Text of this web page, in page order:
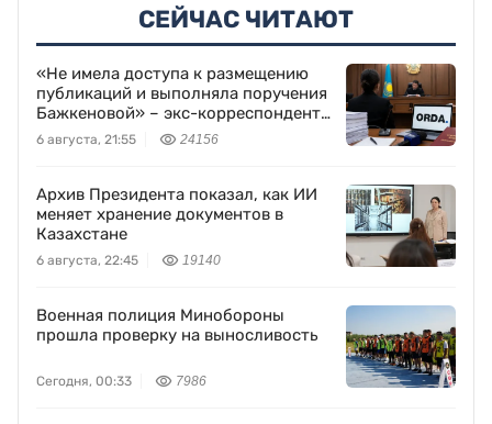
СЕЙЧАС ЧИТАЮТ
«Не имела доступа к размещению
публикаций и выполняла поручения
Бажкеновой» – экс-корреспондент
Orda.kz Дуйсенова
6 августа, 21:55 24156
Архив Президента показал, как ИИ
меняет хранение документов в
Казахстане
6 августа, 22:45 19140
Военная полиция Минобороны
прошла проверку на выносливость
Сегодня, 00:33 7986